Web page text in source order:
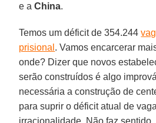
e aChina.
Temos um déficit de 354.244
prisional . Vamos encarcerar
onde? Dizer que novos
serão construídos é algo
necessária a construção de
para suprir o déficit atual de
irracionalidade. Não faz sentido.